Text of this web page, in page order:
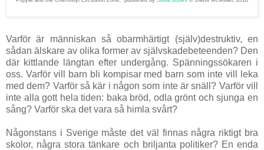
Varför är människan så obarmhärtigt (själv)destruktiv, en
sådan älskare av olika former av självskadebeteenden? Den
där kittlande längtan efter undergång. Spänningssökaren i
oss. Varför vill barn bli kompisar med barn som inte vill leka
med dem? Varför så kär i någon som inte är snäll? Varför vill
inte alla gott hela tiden: baka bröd, odla grönt och sjunga en
sång? Varför ska det vara så himla svårt?
Någonstans i Sverige måste det väl finnas några riktigt bra
skolor, några stora tänkare och briljanta politiker? En enda